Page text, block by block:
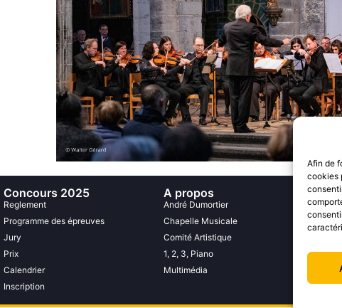
Afin de
cookies
Concours 2025
Reglement
Programme des épreuves
Jury
Prix
Calendrier
Inscription
A propos
André Dumortier
Chapelle Musicale
Comité Artistique
1, 2, 3, Piano
Multimédia